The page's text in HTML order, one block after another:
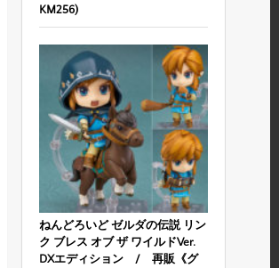
KM256)
ねんどろいど ゼルダの伝説 リン
ク ブレス オブ ザ ワイルドVer.
DXエディション / 再販《グ